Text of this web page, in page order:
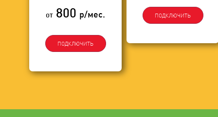
от 800 р/мес.
ПОДКЛЮЧИТЬ
ПОДКЛЮЧИТЬ